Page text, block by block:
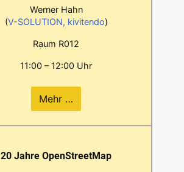
Werner Hahn
(V-SOLUTION, kivitendo)
Raum R012
11:00 – 12:00 Uhr
Mehr …
20 Jahre OpenStreetMap